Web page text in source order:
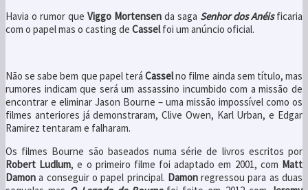
Havia o rumor que Viggo Mortensen da saga Senhor dos Anéisficaria
com o papel mas o casting de Casselfoi um anúncio oficial.
Não se sabe bem que papel teráCasselno filme ainda sem título, mas
rumores indicam que será um assassino incumbido com a missão de
encontrar e eliminar Jason Bourne – uma missão impossível como os
filmes anteriores já demonstraram, Clive Owen, Karl Urban, e Edgar
Ramirez tentaram e falharam.
Os filmes Bourne são baseados numa série de livros escritos por
Robert Ludlum, e o primeiro filme foi adaptado em 2001, com Matt
Damon a conseguir o papel principal. Damonregressou para as duas